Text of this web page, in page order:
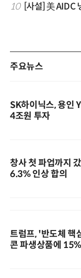
10 [사설] 美 AIDC
주요뉴스
SK하이닉스, 용인
4조원 투자
창사 첫 파업까지
6.3% 인상 합의
트럼프, '반도체 핵
콘 파생상품에 15%